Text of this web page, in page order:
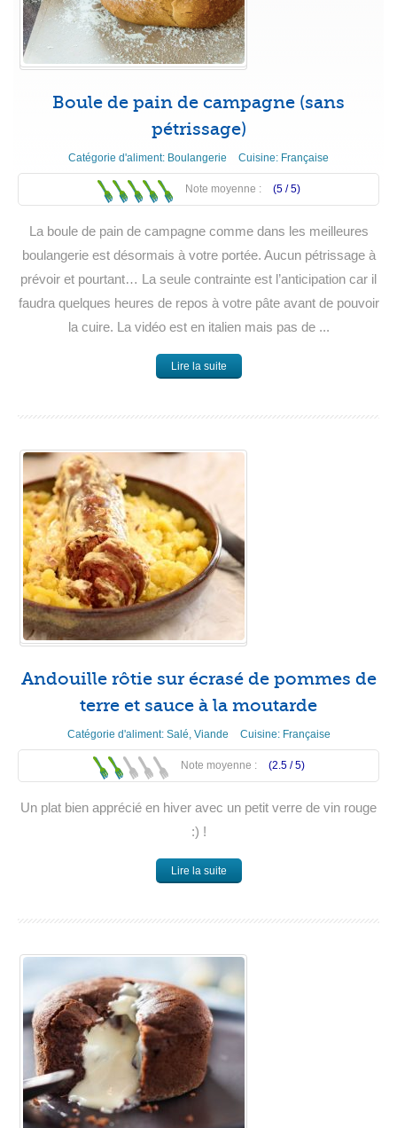
Boule de pain de campagne (sans
pétrissage)
Catégorie d'aliment: Boulangerie Cuisine: Française
Note moyenne : (5 /5)
La boule de pain de campagne comme dans les meilleures
boulangerie est désormais à votre portée. Aucun pétrissage à
prévoir et pourtant… La seule contrainte est l’anticipation car il
faudra quelques heures de repos à votre pâte avant de pouvoir
la cuire. La vidéo est en italien mais pas de ...
Lire la suite
Andouille rôtie sur écrasé de pommes de
terre et sauce à la moutarde
Catégorie d'aliment: Salé Viande Cuisine: Française
Note moyenne : (2.5 /5)
Un plat bien apprécié en hiver avec un petit verre de vin rouge
:) !
Lire la suite